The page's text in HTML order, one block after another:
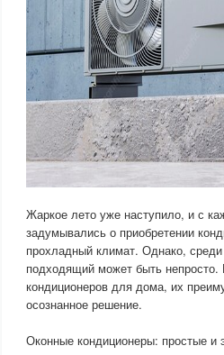
Жаркое лето уже наступило, и с
задумывались о приобретении
прохладный климат. Однако,
подходящий может быть
кондиционеров для дома, их
осознанное решение.
Оконные кондиционеры: простые